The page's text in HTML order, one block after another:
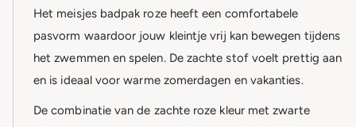
Het meisjes badpak roze heeft een comfortabele
pasvorm waardoor jouw kleintje vrij kan bewegen tijdens
het zwemmen en spelen. De zachte stof voelt prettig aan
en is ideaal voor warme zomerdagen en vakanties.
De combinatie van de zachte roze kleur met zwarte